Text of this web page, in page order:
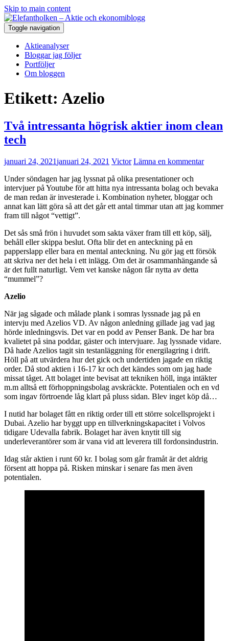
Skip to main content
Toggle navigation
Aktieanalyser
Bloggar jag följer
Portföljer
Om bloggen
Etikett: Azelio
Två intressanta högrisk aktier inom clean
tech
januari 24, 2021januari 24, 2021 Victor Lämna en kommentar
Under söndagen har jag lyssnat på olika presentationer och
intervjuer på Youtube för att hitta nya intressanta bolag och bevaka
de man redan är investerade i. Kombination nyheter, bloggar och
annat kan lätt göra så att det går ett antal timmar utan att jag kommer
fram till något “vettigt”.
Det sås små frön i huvudet som sakta växer fram till ett köp, sälj,
behåll eller skippa beslut. Ofta blir det en anteckning på en
papperslapp eller bara en mental anteckning. Nu gör jag ett försök
att skriva ner det hela i ett inlägg. Om det är osammanhängande så
är det fullt naturligt. Vem vet kanske någon får nytta av detta
“mummel”?
Azelio
När jag sågade och målade plank i somras lyssnade jag på en
intervju med Azelios VD. Av någon anledning gillade jag vad jag
hörde inledningsvis. Det var en podd av Penser Bank. De har bra
kvalietet på sina poddar, gäster och intervjuare. Jag lyssnade vidare.
Då hade Azelios tagit sin testanläggning för energilagring i drift.
Höll på att utvärdera hur det gick och undertiden jagade en riktig
order. Då stod aktien i 16-17 kr och det kändes som om jag hade
missat tåget. Att bolaget inte bevisat att tekniken höll, inga intäkter
m.m alltså ett förhoppningsbolag avskräckte. Potentialen och en vd
som ingav förtroende låg klart på pluss sidan. Blev inget köp då…
I nutid har bolaget fått en riktig order till ett större solcellsprojekt i
Dubai. Azelio har byggt upp en tillverkningskapacitet i Volvos
tidigare Udevalla fabrik. Bolaget har även knytit till sig
underleverantörer som är vana vid att leverera till fordonsindustrin.
Idag står aktien i runt 60 kr. I bolag som går framåt är det aldrig
försent att hoppa på. Risken minskar i senare fas men även
potentialen.